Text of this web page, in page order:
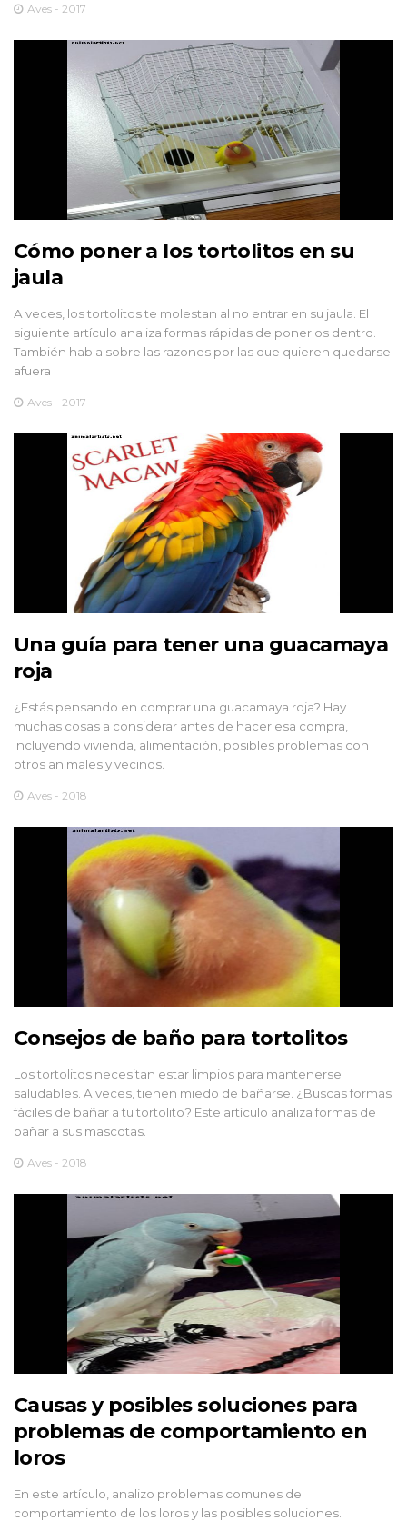
Aves - 2017
Cómo poner a los tortolitos en su
jaula
A veces, los tortolitos te molestan al no entrar en su jaula. El
siguiente artículo analiza formas rápidas de ponerlos dentro.
También habla sobre las razones por las que quieren quedarse
afuera
Aves - 2017
Una guía para tener una guacamaya
roja
¿Estás pensando en comprar una guacamaya roja? Hay
muchas cosas a considerar antes de hacer esa compra,
incluyendo vivienda, alimentación, posibles problemas con
otros animales y vecinos.
Aves - 2018
Consejos de baño para tortolitos
Los tortolitos necesitan estar limpios para mantenerse
saludables. A veces, tienen miedo de bañarse. ¿Buscas formas
fáciles de bañar a tu tortolito? Este artículo analiza formas de
bañar a sus mascotas.
Aves - 2018
Causas y posibles soluciones para
problemas de comportamiento en
loros
En este artículo, analizo problemas comunes de
comportamiento de los loros y las posibles soluciones.